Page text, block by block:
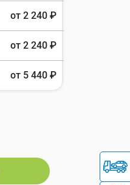
от 2 240 ₽
от 2 240 ₽
от 5 440 ₽